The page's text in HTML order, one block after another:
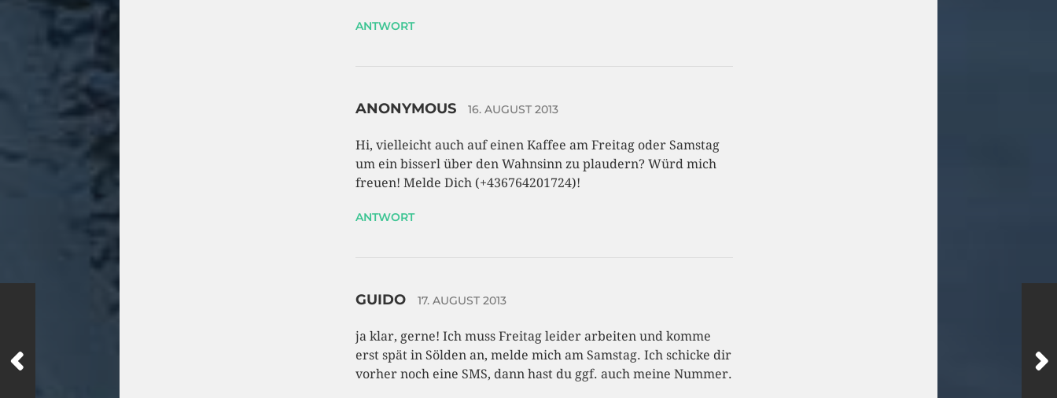
ANTWORT
ANONYMOUS 16. AUGUST 2013
Hi, vielleicht auch auf einen Kaffee am Freitag oder Samstag
um ein bisserl über den Wahnsinn zu plaudern? Würd mich
freuen! Melde Dich (+436764201724)!
ANTWORT
GUIDO 17. AUGUST 2013
ja klar, gerne! Ich muss Freitag leider arbeiten und komme
erst spät in Sölden an, melde mich am Samstag. Ich schicke dir
vorher noch eine SMS, dann hast du ggf. auch meine Nummer.